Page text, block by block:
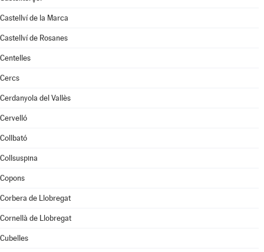
Castellví de la Marca
Castellví de Rosanes
Centelles
Cercs
Cerdanyola del Vallès
Cervelló
Collbató
Collsuspina
Copons
Corbera de Llobregat
Cornellà de Llobregat
Cubelles